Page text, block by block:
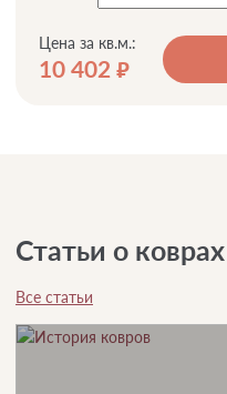
Цена за кв.м.:
10 402 руб.
Статьи о коврах
Все статьи